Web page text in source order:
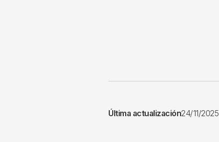
Última actualización24/11/2025